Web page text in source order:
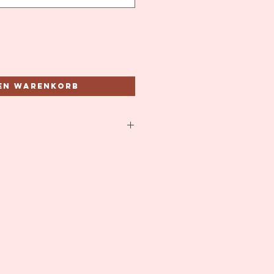
Warenkorb